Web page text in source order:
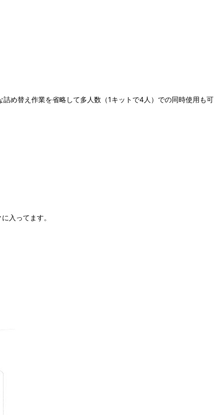
め替え作業を省略して多人数（1キットで4人）での同時使用も可
入ってます。